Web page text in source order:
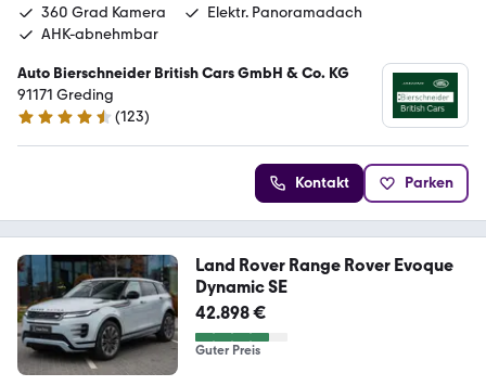
360 Grad Kamera
Elektr. Panoramadach
AHK-abnehmbar
Auto Bierschneider British Cars GmbH & Co. KG
91171 Greding
4.3 Sterne
(123)
Kontakt Parken
Land Rover Range Rover Evoque
Dynamic SE
42.898 €
Guter Preis